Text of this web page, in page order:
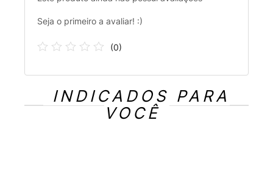
Seja o primeiro a avaliar! :)
(0)
INDICADOS PARA
VOCÊ